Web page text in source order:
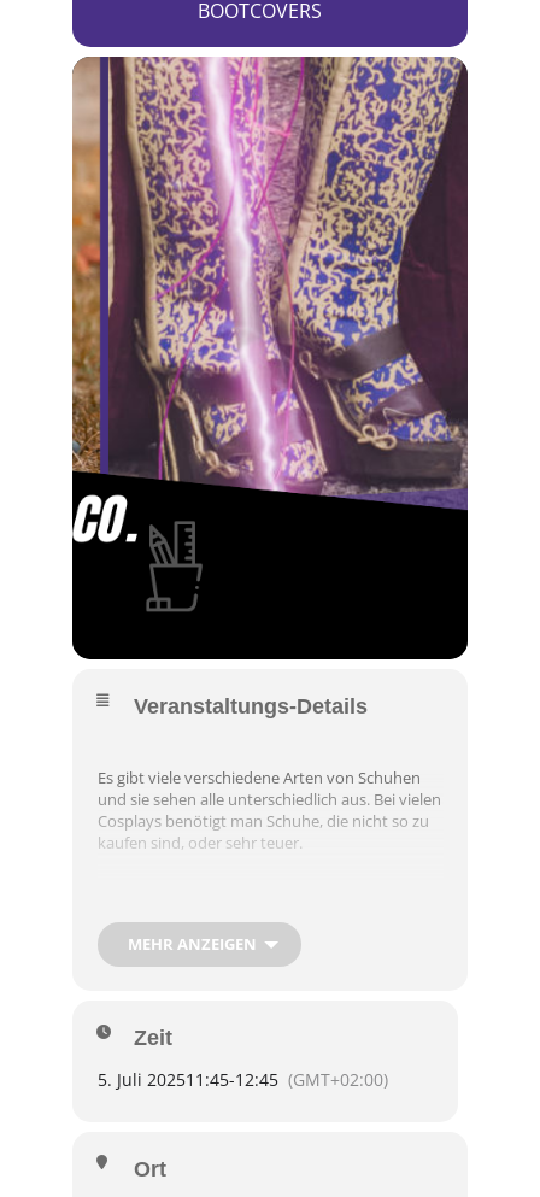
BOOTCOVERS
Veranstaltungs-Details
Es gibt viele verschiedene Arten von Schuhen
und sie sehen alle unterschiedlich aus. Bei vielen
Cosplays benötigt man Schuhe, die nicht so zu
kaufen sind, oder sehr teuer.
machen. In meinem Workshop habe ich 3
verschiedene Schnittmuster, wie man
kann und wie unterschiedliches Material sich
verhält.
MEHR ANZEIGEN
Zeit
5. Juli 202511:45-12:45 (GMT+02:00)
Ort